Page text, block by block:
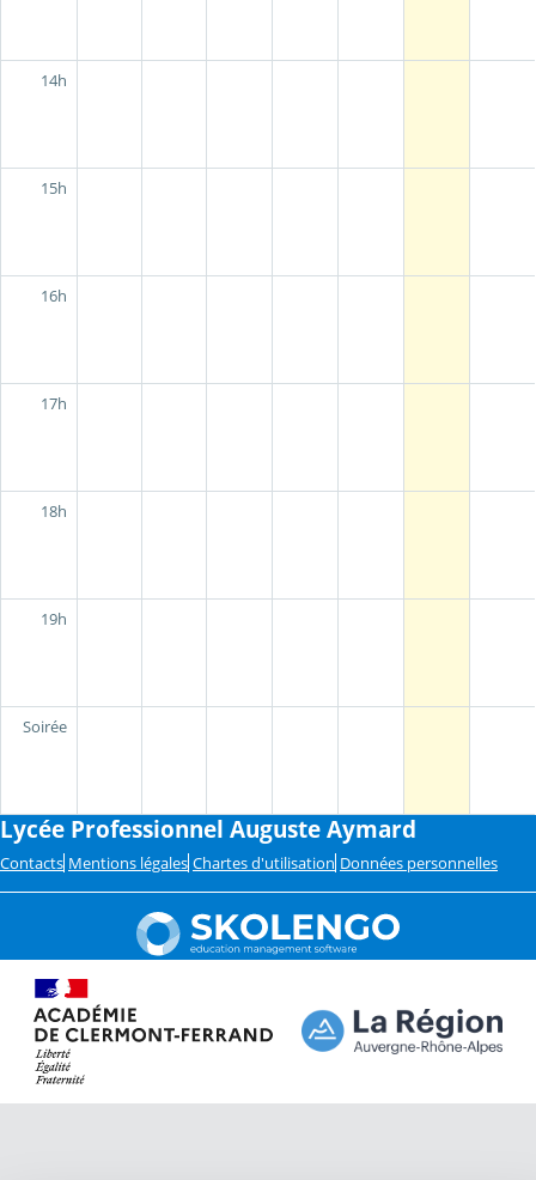
14h
15h
16h
17h
18h
19h
Soirée
Lycée Professionnel Auguste Aymard
Contacts Mentions légales Chartes d'utilisation Données personnelles